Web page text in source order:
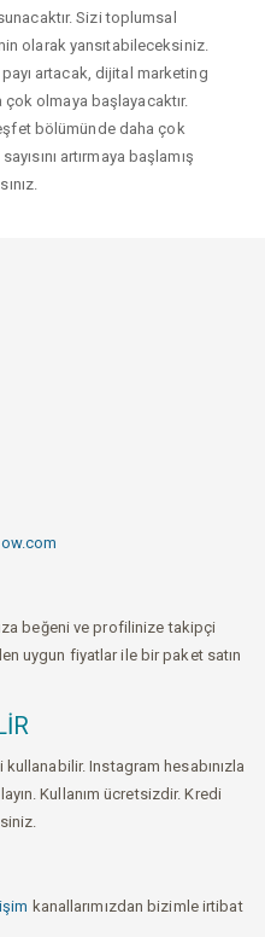
Sizi toplumsal
olarak yansıtabileceksiniz.
artacak, dijital marketing
olmaya başlayacaktır.
bölümünde daha çok
artırmaya başlamış
beğeni ve profilinize takipçi
uygun fiyatlar ile bir paket satın
Instagram hesabınızla
Kullanım ücretsizdir. Kredi
kanallarımızdan bizimle irtibat